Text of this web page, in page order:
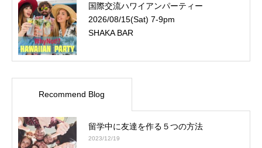
国際交流ハワイアンパーティー
2026/08/15(Sat) 7-9pm
SHAKA BAR
Recommend Blog
留学中に友達を作る５つの方法
2023/12/19